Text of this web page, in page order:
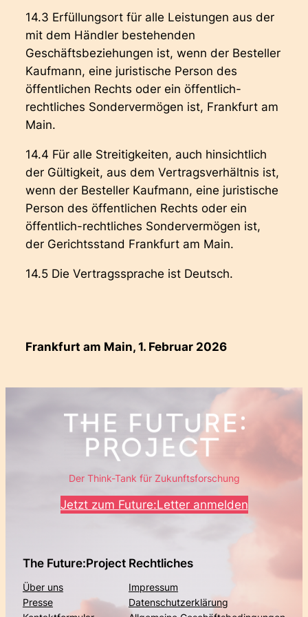
14.3 Erfüllungsort für alle Leistungen aus der
mit dem Händler bestehenden
Geschäftsbeziehungen ist, wenn der Besteller
Kaufmann, eine juristische Person des
öffentlichen Rechts oder ein öffentlich-
rechtliches Sondervermögen ist, Frankfurt am
Main.
14.4 Für alle Streitigkeiten, auch hinsichtlich
der Gültigkeit, aus dem Vertragsverhältnis ist,
wenn der Besteller Kaufmann, eine juristische
Person des öffentlichen Rechts oder ein
öffentlich-rechtliches Sondervermögen ist,
der Gerichtsstand Frankfurt am Main.
14.5 Die Vertragssprache ist Deutsch.
Frankfurt am Main, 1. Februar 2026
Der Think-Tank für Zukunftsforschung
Jetzt zum Future:Letter anmelden
The Future:Project
Über uns
Presse
Rechtliches
Impressum
Datenschutzerklärung